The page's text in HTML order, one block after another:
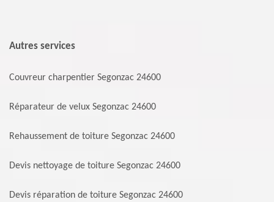
Autres services
Couvreur charpentier Segonzac 24600
Réparateur de velux Segonzac 24600
Rehaussement de toiture Segonzac 24600
Devis nettoyage de toiture Segonzac 24600
Devis réparation de toiture Segonzac 24600